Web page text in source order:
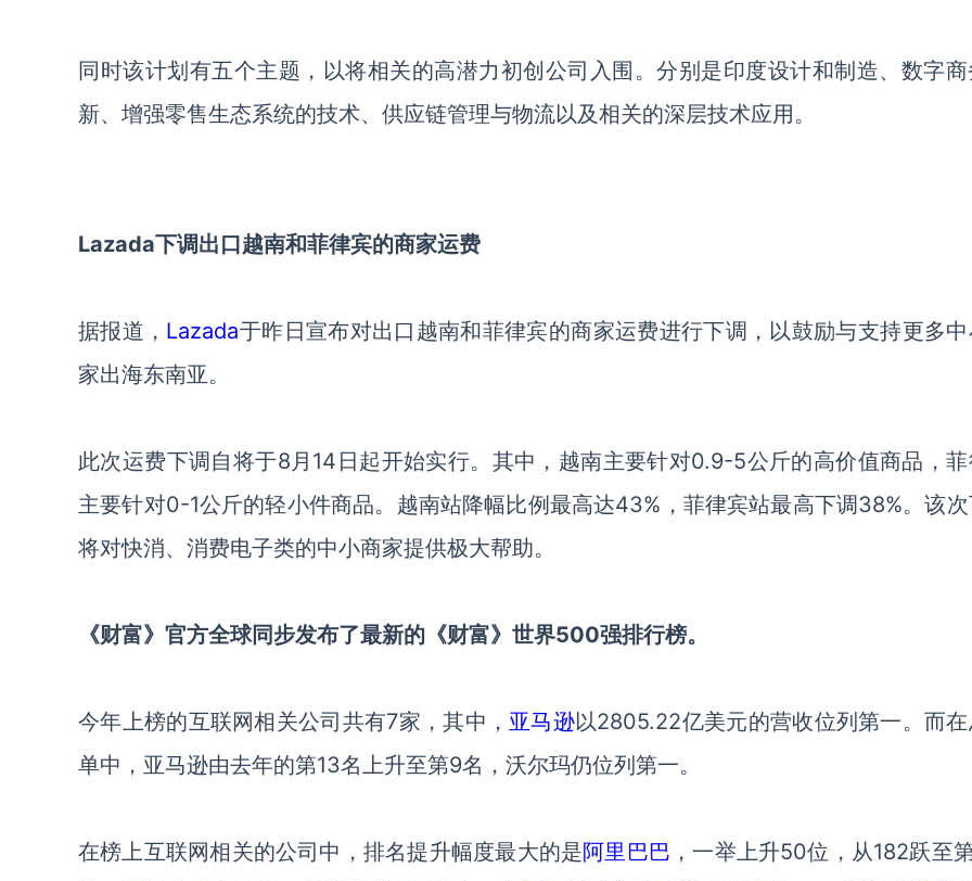
同时该计划有五个主题， 以将相关的高潜力初创公司入围。分别是印度设计和制造、数字商
新、增强零售生态系统的技术、供应链管理与物流以及相关的深层技术应用。
Lazada下调出口越南和菲律宾的商家运费
据报道， Lazada于昨日宣布对出口越南和菲律宾的商家运费进行下调， 以鼓励与支持更多
家出海东南亚。
此次运费下调自将于8月14日起开始实行。 其中，越南主要针对0.9-5公斤的高价值商品，
主要针对0-1公斤的轻小件商品。 越南站降幅比例最高达43%，菲律宾站最高下调38%。该
将对快消、消费电子类的中小商家提供极大帮助。
《财富》官方全球同步发布了最新的《财富》世界500强排行榜。
今年上榜的互联网相关公司共有7家，其中， 亚马逊以2805.22亿美元的营收位列第一。而
单中，亚马逊由去年的第13名上升至第9名 ，沃尔玛仍位列第一。
在榜上互联网相关的公司中 ，排名提升幅度最大的是阿里巴巴 ， 一举上升50位，从182跃至